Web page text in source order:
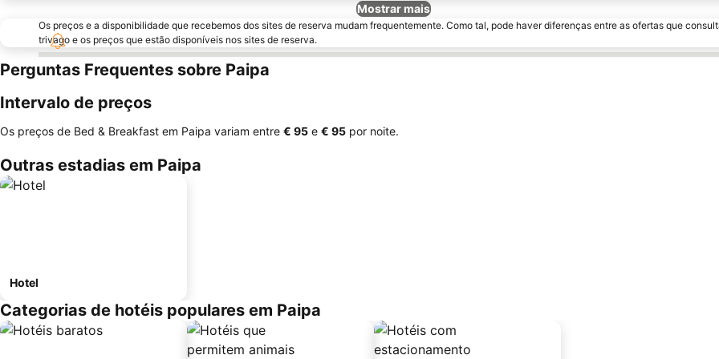
Mostrar mais
Os preços e a disponibilidade que recebemos dos sites de reserva mudam frequentemente. Como tal, pode haver diferenças entre as ofertas que
trivago e os preços que estão disponíveis nos sites de reserva.
Perguntas Frequentes sobre Paipa
Intervalo de preços
Os preços de Bed & Breakfast em Paipa variam entre ‎€ 95 e ‎€ 95 por noite.
Outras estadias em Paipa
Hotel
Categorias de hotéis populares em Paipa